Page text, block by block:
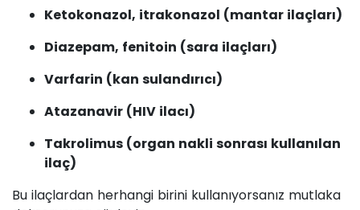
Ketokonazol, itrakonazol (mantar ilaçları)
Diazepam, fenitoin (sara ilaçları)
Varfarin (kan sulandırıcı)
Atazanavir (HIV ilacı)
Takrolimus (organ nakli sonrası kullanılan
ilaç)
Bu ilaçlardan herhangi birini kullanıyorsanız mutlaka